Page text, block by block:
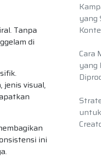
Tanpa
di
visual,
ini
yang
Cara
yang